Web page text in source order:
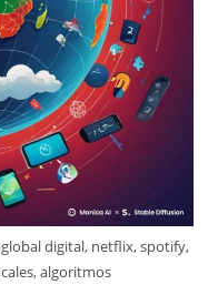
digital, netflix, spotify,
algoritmos